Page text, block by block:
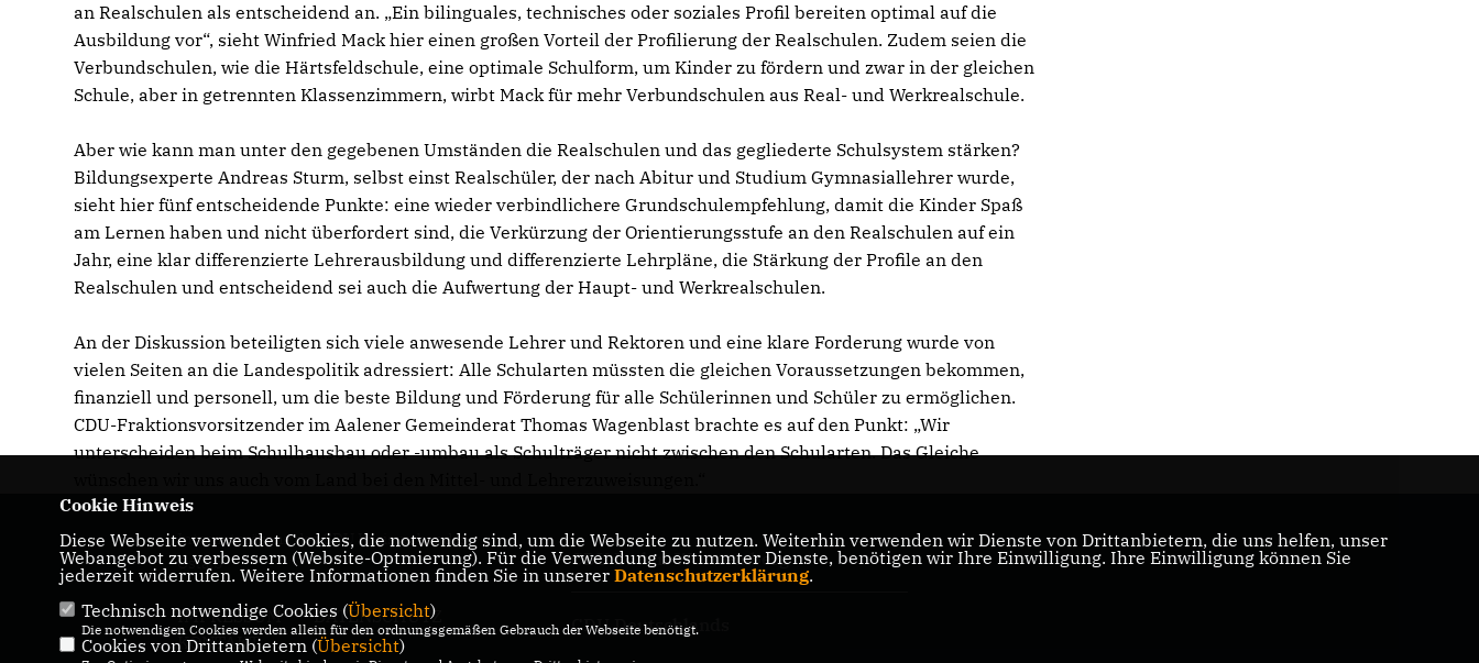
an Realschulen als entscheidend an. „Ein bilinguales, technisches oder soziales Profil bereiten optimal auf die
Ausbildung vor“, sieht Winfried Mack hier einen großen Vorteil der Profilierung der Realschulen. Zudem seien die
Verbundschulen, wie die Härtsfeldschule, eine optimale Schulform, um Kinder zu fördern und zwar in der gleichen
Schule, aber in getrennten Klassenzimmern, wirbt Mack für mehr Verbundschulen aus Real- und Werkrealschule.
Aber wie kann man unter den gegebenen Umständen die Realschulen und das gegliederte Schulsystem stärken?
Bildungsexperte Andreas Sturm, selbst einst Realschüler, der nach Abitur und Studium Gymnasiallehrer wurde,
sieht hier fünf entscheidende Punkte: eine wieder verbindlichere Grundschulempfehlung, damit die Kinder Spaß
am Lernen haben und nicht überfordert sind, die Verkürzung der Orientierungsstufe an den Realschulen auf ein
Jahr, eine klar differenzierte Lehrerausbildung und differenzierte Lehrpläne, die Stärkung der Profile an den
Realschulen und entscheidend sei auch die Aufwertung der Haupt- und Werkrealschulen.
An der Diskussion beteiligten sich viele anwesende Lehrer und Rektoren und eine klare Forderung wurde von
vielen Seiten an die Landespolitik adressiert: Alle Schularten müssten die gleichen Voraussetzungen bekommen,
finanziell und personell, um die beste Bildung und Förderung für alle Schülerinnen und Schüler zu ermöglichen.
CDU-Fraktionsvorsitzender im Aalener Gemeinderat Thomas Wagenblast brachte es auf den Punkt: „Wir
unterscheiden beim Schulhausbau oder -umbau als Schulträger nicht zwischen den Schularten. Das Gleiche
Internetpräsenz des CDU Kreisverbandes
Ostalb
IMPRESSUM
DATENSCHUTZ
KONTAKT
CDU Baden-Württemberg
CDU Deutschlands
Cookie Hinweis
Diese Webseite verwendet Cookies, die notwendig sind, um die Webseite zu nutzen. Weiterhin verwenden wir Dienste von Drittanbietern, die uns helfen, unser
Webangebot zu verbessern (Website-Optmierung). Für die Verwendung bestimmter Dienste, benötigen wir Ihre Einwilligung. Ihre Einwilligung können Sie
jederzeit widerrufen. Weitere Informationen finden Sie in unserer Datenschutzerklärung.
Technisch notwendige Cookies (Übersicht)
Die notwendigen Cookies werden allein für den ordnungsgemäßen Gebrauch der Webseite benötigt.
Cookies von Drittanbietern (Übersicht)